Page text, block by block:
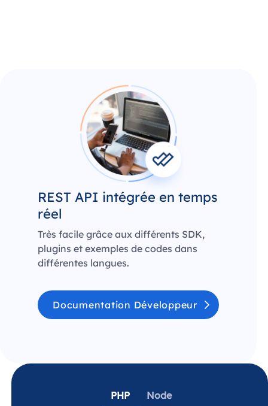
REST API intégrée en temps
réel
Très facile grâce aux différents SDK,
plugins et exemples de codes dans
différentes langues.
Documentation Développeur
PHP Node